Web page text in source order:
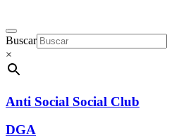
Buscar
×
Anti Social Social Club
DGA